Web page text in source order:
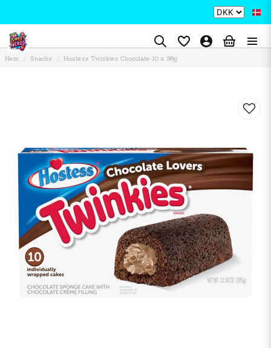
Hem Snacks Hostess Twinkies Chocolate 10 x 38g